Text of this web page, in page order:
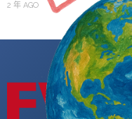
2 年 AGO